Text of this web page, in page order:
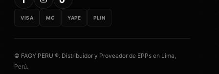
VISA MC YAPE PLIN
© FAGY PERU ®. Distribuidor y Proveedor de EPPs en Lima,
Perú.